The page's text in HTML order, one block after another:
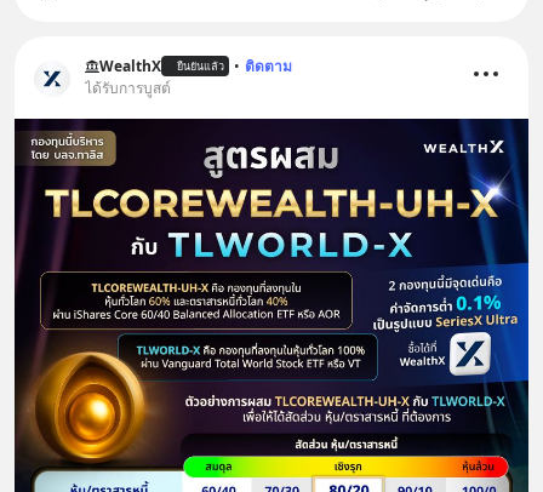
WealthX ยืนยันแล้ว • ติดตาม
ได้รับการบูสต์